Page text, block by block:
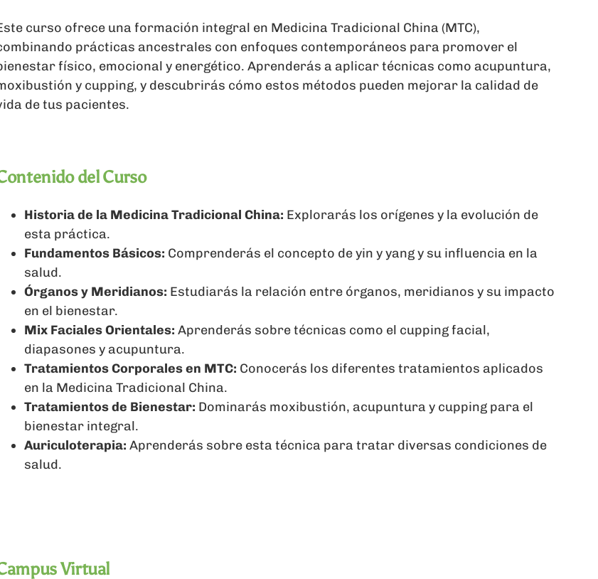
curso ofrece una formación integral en Medicina Tradicional China (MTC),
prácticas ancestrales con enfoques contemporáneos para promover el
físico, emocional y energético. Aprenderás a aplicar técnicas como acupuntura,
y cupping, y descubrirás cómo estos métodos pueden mejorar la calidad de
de tus pacientes.
del Curso
Historia de la Medicina Tradicional China: Explorarás los orígenes y la evolución de
esta práctica.
Fundamentos Básicos: Comprenderás el concepto de yin y yang y su influencia en la
salud.
Órganos y Meridianos: Estudiarás la relación entre órganos, meridianos y su impacto
en el bienestar.
Mix Faciales Orientales: Aprenderás sobre técnicas como el cupping facial,
diapasones y acupuntura.
Tratamientos Corporales en MTC: Conocerás los diferentes tratamientos aplicados
en la Medicina Tradicional China.
Tratamientos de Bienestar: Dominarás moxibustión, acupuntura y cupping para el
bienestar integral.
Auriculoterapia: Aprenderás sobre esta técnica para tratar diversas condiciones de
salud.
Virtual